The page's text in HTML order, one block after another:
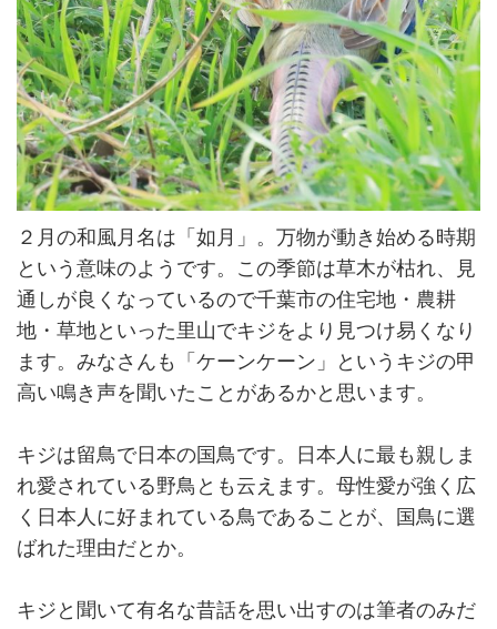
２月の和風月名は「如月」。万物が動き始める時期
という意味のようです。この季節は草木が枯れ、見
通しが良くなっているので千葉市の住宅地・農耕
地・草地といった里山でキジをより見つけ易くなり
ます。みなさんも「ケーンケーン」というキジの甲
高い鳴き声を聞いたことがあるかと思います。
キジは留鳥で日本の国鳥です。日本人に最も親しま
れ愛されている野鳥とも云えます。母性愛が強く広
く日本人に好まれている鳥であることが、国鳥に選
ばれた理由だとか。
キジと聞いて有名な昔話を思い出すのは筆者のみだ